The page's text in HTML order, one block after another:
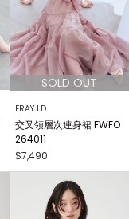
FRAY I.D
交叉領層次連身裙 FWFO
264011
$7,490